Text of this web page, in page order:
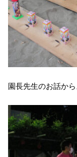
園長先生のお話か